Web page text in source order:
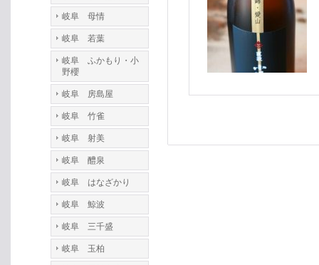
岐阜 母情
岐阜 若葉
岐阜 ふかもり・小
野櫻
岐阜 房島屋
岐阜 竹雀
岐阜 射美
岐阜 醴泉
岐阜 はなざかり
岐阜 鯨波
岐阜 三千盛
岐阜 玉柏